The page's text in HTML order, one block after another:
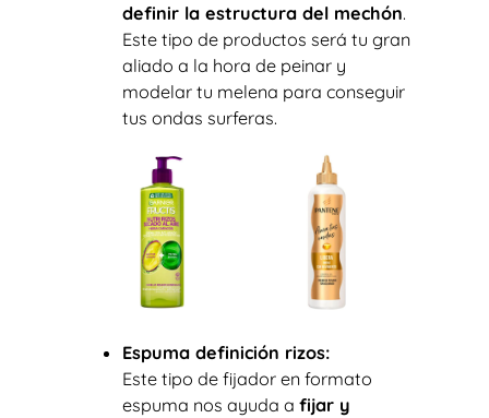
definir la estructura del mechón.
Este tipo de productos será tu gran
aliado a la hora de peinar y
modelar tu melena para conseguir
tus ondas surferas.
Espuma definición rizos:
Este tipo de fijador en formato
espuma nos ayuda a fijar y